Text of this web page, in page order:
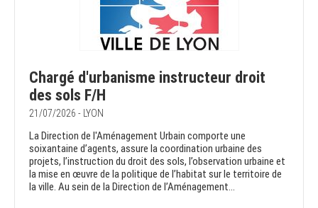
Chargé d'urbanisme instructeur droit
des sols F/H
21/07/2026 - LYON
La Direction de l'Aménagement Urbain comporte une
soixantaine d’agents, assure la coordination urbaine des
projets, l’instruction du droit des sols, l’observation urbaine et
la mise en œuvre de la politique de l’habitat sur le territoire de
la ville. Au sein de la Direction de l’Aménagement...